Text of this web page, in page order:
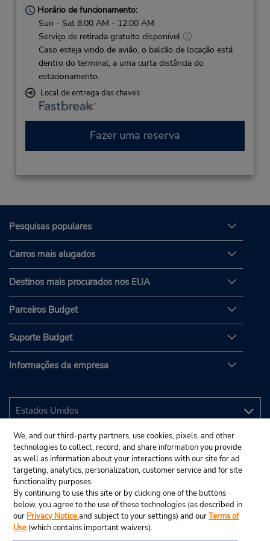
Horário de funcionamento:
Sun - Sat 8:00 AM - 12:00 AM
Serviço de retirada gratuito disponível
Caso esteja vindo de avião, o balcão de locação está
dentro do terminal, a uma curta distância do
estacionamento.
Local de entrega das chaves
Fazer uma reserva
Pesquisas populares
Carros mais alugados
Destinos mais procurados nos EUA
Parceiros Budget
Suporte Budget
Informações da empresa
We, and our third-party partners, use cookies, pixels, and other
technologies to collect, record, and share information you provide
as well as information about your interactions with our site for ad
targeting, analytics, personalization, customer service and for site
functionality purposes.
By continuing to use this site or by clicking one of the buttons
below, you agree to the use of these technologies (as described in
our Privacy Noticeand subject to your settings) and ourTerms of
Use (which contains important waivers).